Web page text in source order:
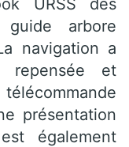
URSS des
arbore
navigation a
repensée et
présentation
également